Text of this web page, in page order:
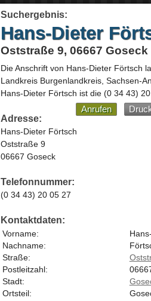
Suchergebnis:
Hans-Dieter
Oststraße 9, 06667 Goseck
Die Anschrift von Hans-Dieter Förtsch
Landkreis Burgenlandkreis, Sachsen-
Hans-Dieter Förtsch ist die (0 34 43)
Anrufen
Adresse:
Hans-Dieter Förtsch
Oststraße 9
06667 Goseck
Telefonnummer:
(0 34 43) 20 05 27
Kontaktdaten:
Vorname:
Nachname:
Straße:
Postleitzahl:
Stadt:
Ortsteil: